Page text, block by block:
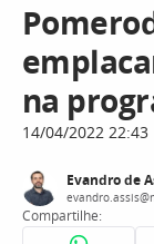
na
14/04/2022 22:43
Evandro de
Compartilhe: